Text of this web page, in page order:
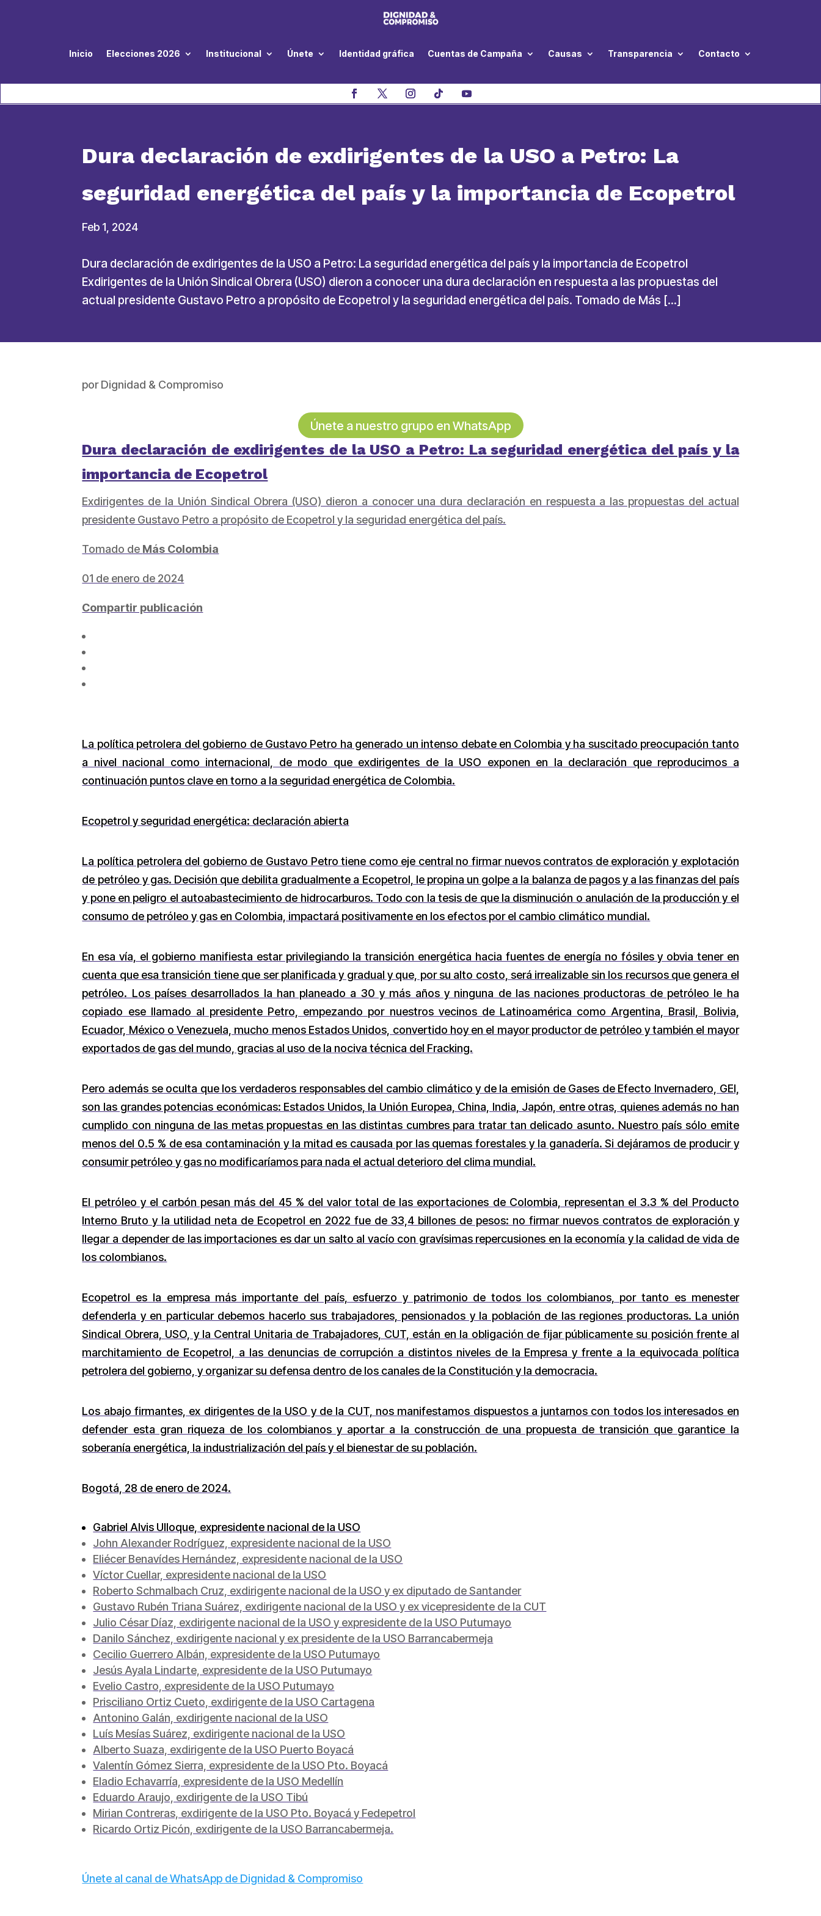
Inicio Elecciones 2026 Institucional Únete Identidad gráfica Cuentas de Campaña Causas Transparencia Contacto
Dura declaración de exdirigentes de la USO a Petro: La
seguridad energética del país y la importancia de Ecopetrol
Feb 1, 2024
Dura declaración de exdirigentes de la USO a Petro: La seguridad energética del país y la importancia de Ecopetrol
Exdirigentes de la Unión Sindical Obrera (USO) dieron a conocer una dura declaración en respuesta a las propuestas del
actual presidente Gustavo Petro a propósito de Ecopetrol y la seguridad energética del país. Tomado de Más […]
porDignidad & Compromiso
Únete a nuestro grupo en WhatsApp
Dura declaración de exdirigentes de la USO a Petro: La seguridad energética del país y la
importancia de Ecopetrol
Exdirigentes de la Unión Sindical Obrera (USO) dieron a conocer una dura declaración en respuesta a las propuestas del actual
presidente Gustavo Petro a propósito de Ecopetrol y la seguridad energética del país.
Tomado de Más Colombia
01 de enero de 2024
Compartir publicación
La política petrolera del gobierno de Gustavo Petro ha generado un intenso debate en Colombia y ha suscitado preocupación tanto
a nivel nacional como internacional, de modo que exdirigentes de la USO exponen en la declaración que reproducimos a
continuación puntos clave en torno a la seguridad energética de Colombia.
Ecopetrol y seguridad energética: declaración abierta
La política petrolera del gobierno de Gustavo Petro tiene como eje central no firmar nuevos contratos de exploración y explotación
de petróleo y gas. Decisión que debilita gradualmente a Ecopetrol, le propina un golpe a la balanza de pagos y a las finanzas del país
y pone en peligro el autoabastecimiento de hidrocarburos. Todo con la tesis de que la disminución o anulación de la producción y el
consumo de petróleo y gas en Colombia, impactará positivamente en los efectos por el cambio climático mundial.
En esa vía, el gobierno manifiesta estar privilegiando la transición energética hacia fuentes de energía no fósiles y obvia tener en
cuenta que esa transición tiene que ser planificada y gradual y que, por su alto costo, será irrealizable sin los recursos que genera el
petróleo. Los países desarrollados la han planeado a 30 y más años y ninguna de las naciones productoras de petróleo le ha
copiado ese llamado al presidente Petro, empezando por nuestros vecinos de Latinoamérica como Argentina, Brasil, Bolivia,
Ecuador, México o Venezuela, mucho menos Estados Unidos, convertido hoy en el mayor productor de petróleo y también el mayor
exportados de gas del mundo, gracias al uso de la nociva técnica del Fracking.
Pero además se oculta que los verdaderos responsables del cambio climático y de la emisión de Gases de Efecto Invernadero, GEI,
son las grandes potencias económicas: Estados Unidos, la Unión Europea, China, India, Japón, entre otras, quienes además no han
cumplido con ninguna de las metas propuestas en las distintas cumbres para tratar tan delicado asunto. Nuestro país sólo emite
menos del 0.5 % de esa contaminación y la mitad es causada por las quemas forestales y la ganadería. Si dejáramos de producir y
consumir petróleo y gas no modificaríamos para nada el actual deterioro del clima mundial.
El petróleo y el carbón pesan más del 45 % del valor total de las exportaciones de Colombia, representan el 3.3 % del Producto
Interno Bruto y la utilidad neta de Ecopetrol en 2022 fue de 33,4 billones de pesos: no firmar nuevos contratos de exploración y
llegar a depender de las importaciones es dar un salto al vacío con gravísimas repercusiones en la economía y la calidad de vida de
los colombianos.
Ecopetrol es la empresa más importante del país, esfuerzo y patrimonio de todos los colombianos, por tanto es menester
defenderla y en particular debemos hacerlo sus trabajadores, pensionados y la población de las regiones productoras. La unión
Sindical Obrera, USO, y la Central Unitaria de Trabajadores, CUT, están en la obligación de fijar públicamente su posición frente al
marchitamiento de Ecopetrol, a las denuncias de corrupción a distintos niveles de la Empresa y frente a la equivocada política
petrolera del gobierno, y organizar su defensa dentro de los canales de la Constitución y la democracia.
Los abajo firmantes, ex dirigentes de la USO y de la CUT, nos manifestamos dispuestos a juntarnos con todos los interesados en
defender esta gran riqueza de los colombianos y aportar a la construcción de una propuesta de transición que garantice la
soberanía energética, la industrialización del país y el bienestar de su población.
Bogotá, 28 de enero de 2024.
Gabriel Alvis Ulloque, expresidente nacional de la USO
John Alexander Rodríguez, expresidente nacional de la USO
Eliécer Benavídes Hernández, expresidente nacional de la USO
Víctor Cuellar, expresidente nacional de la USO
Roberto Schmalbach Cruz, exdirigente nacional de la USO y ex diputado de Santander
Gustavo Rubén Triana Suárez, exdirigente nacional de la USO y ex vicepresidente de la CUT
Julio César Díaz, exdirigente nacional de la USO y expresidente de la USO Putumayo
Danilo Sánchez, exdirigente nacional y ex presidente de la USO Barrancabermeja
Cecilio Guerrero Albán, expresidente de la USO Putumayo
Jesús Ayala Lindarte, expresidente de la USO Putumayo
Evelio Castro, expresidente de la USO Putumayo
Prisciliano Ortiz Cueto, exdirigente de la USO Cartagena
Antonino Galán, exdirigente nacional de la USO
Luís Mesías Suárez, exdirigente nacional de la USO
Alberto Suaza, exdirigente de la USO Puerto Boyacá
Valentín Gómez Sierra, expresidente de la USO Pto. Boyacá
Eladio Echavarría, expresidente de la USO Medellín
Eduardo Araujo, exdirigente de la USO Tibú
Mirian Contreras, exdirigente de la USO Pto. Boyacá y Fedepetrol
Ricardo Ortiz Picón, exdirigente de la USO Barrancabermeja.
Únete al canal de WhatsApp de Dignidad & Compromiso